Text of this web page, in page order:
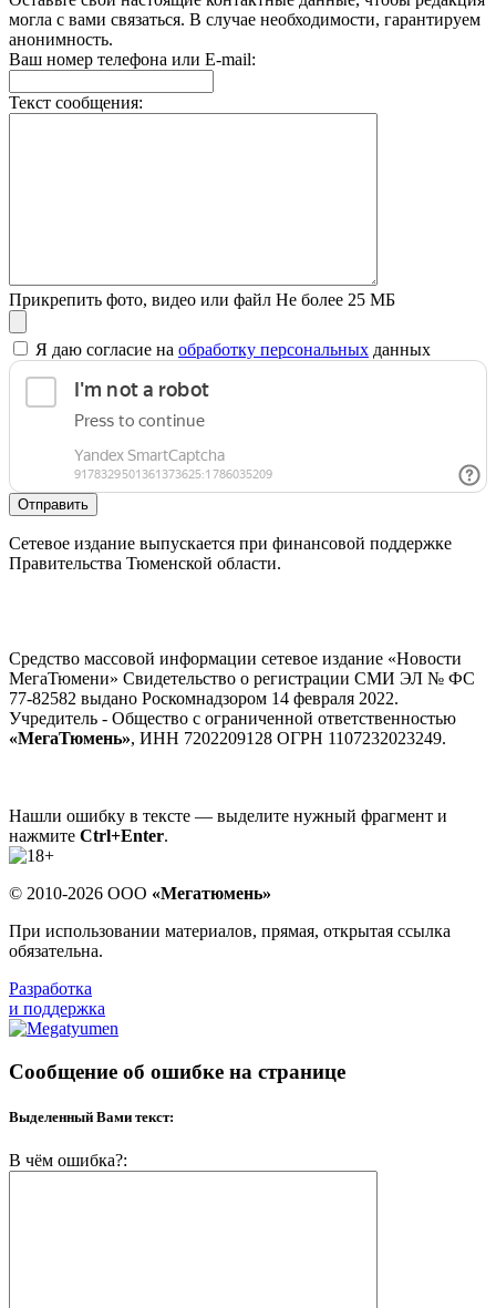
могла с вами связаться. В случае необходимости, гарантируем
анонимность.
Ваш номер телефона или E-mail:
Текст сообщения:
Прикрепить фото, видео или файл Не более 25 МБ
Я даю согласие на обработку персональных данных
Отправить
Сетевое издание выпускается при финансовой поддержке
Правительства Тюменской области.
Средство массовой информации сетевое издание «Новости
МегаТюмени» Свидетельство о регистрации СМИ ЭЛ № ФС
77-82582 выдано Роскомнадзором 14 февраля 2022.
Учредитель - Общество с ограниченной ответственностью
«МегаТюмень», ИНН 7202209128 ОГРН 1107232023249.
Нашли ошибку в тексте — выделите нужный фрагмент и
нажмите Ctrl+Enter.
© 2010-2026 ООО «Мегатюмень»
При использовании материалов, прямая, открытая ссылка
обязательна.
Разработка
и поддержка
Сообщение об ошибке на странице
Выделенный Вами текст:
В чём ошибка?: